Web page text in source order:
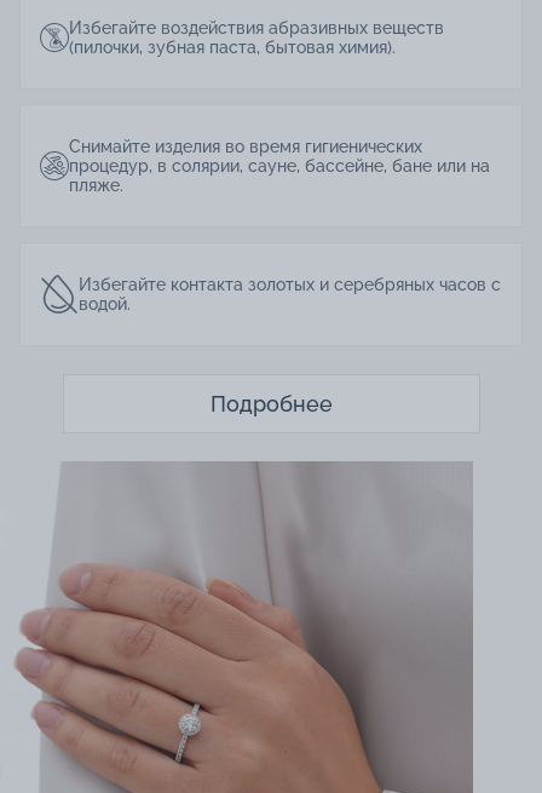
Избегайте воздействия абразивных веществ
(пилочки, зубная паста, бытовая химия).
Снимайте изделия во время гигиенических
процедур, в солярии, сауне, бассейне, бане или на
пляже.
Избегайте контакта золотых и серебряных часов с
водой.
Подробнее